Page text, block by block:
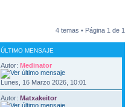
4 temas • Página 1 de 1
ÚLTIMO MENSAJE
Autor:Medinator
Lunes, 16 Marzo 2026, 10:01
Autor:Matxakeitor